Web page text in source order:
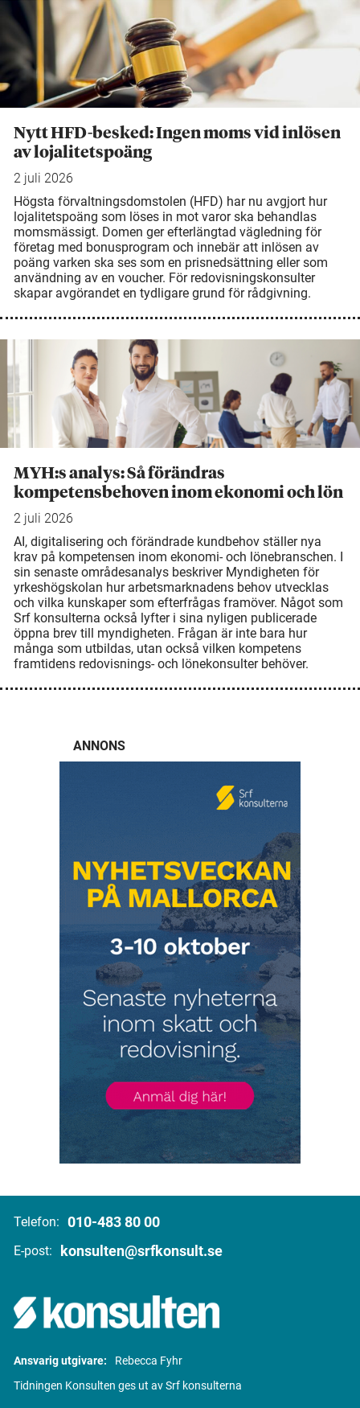
Nytt HFD-besked: Ingen moms vid inlösen
av lojalitetspoäng
2 juli 2026
Högsta förvaltningsdomstolen (HFD) har nu avgjort hur
lojalitetspoäng som löses in mot varor ska behandlas
momsmässigt. Domen ger efterlängtad vägledning för
företag med bonusprogram och innebär att inlösen av
poäng varken ska ses som en prisnedsättning eller som
användning av en voucher. För redovisningskonsulter
skapar avgörandet en tydligare grund för rådgivning.
MYH:s analys: Så förändras
kompetensbehoven inom ekonomi och lön
2 juli 2026
AI, digitalisering och förändrade kundbehov ställer nya
krav på kompetensen inom ekonomi- och lönebranschen. I
sin senaste områdesanalys beskriver Myndigheten för
yrkeshögskolan hur arbetsmarknadens behov utvecklas
och vilka kunskaper som efterfrågas framöver. Något som
Srf konsulterna också lyfter i sina nyligen publicerade
öppna brev till myndigheten. Frågan är inte bara hur
många som utbildas, utan också vilken kompetens
framtidens redovisnings- och lönekonsulter behöver.
ANNONS
Telefon: 010-483 80 00
E-post: konsulten@srfkonsult.se
Ansvarig utgivare:
Rebecca Fyhr
Tidningen Konsulten ges ut av Srf konsulterna